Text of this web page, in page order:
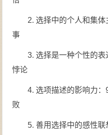
2. 选择中的个人和集
事
3. 选择是一种个性的
悖论
4. 选项描述的影响力
败
5. 善用选择中的感性